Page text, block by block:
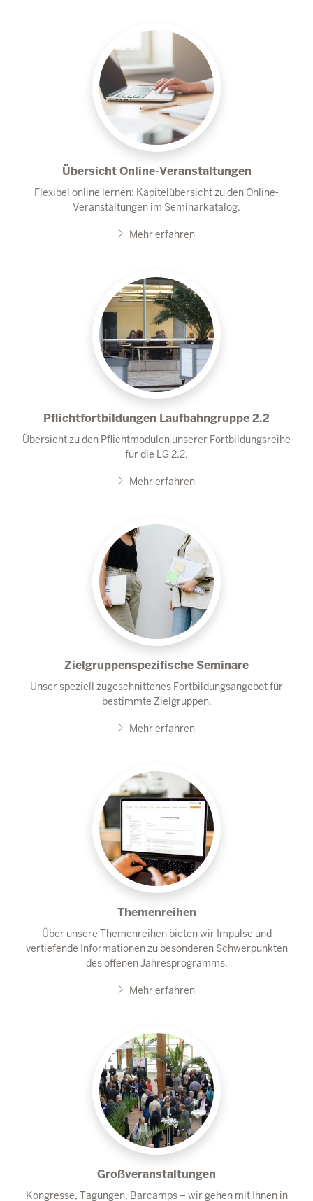
Übersicht Online-Veranstaltungen
Flexibel online lernen: Kapitelübersicht zu den Online-
Veranstaltungen im Seminarkatalog.
Mehr erfahren
Pflichtfortbildungen Laufbahngruppe 2.2
Übersicht zu den Pflichtmodulen unserer Fortbildungsreihe
für die LG 2.2.
Mehr erfahren
Zielgruppenspezifische Seminare
Unser speziell zugeschnittenes Fortbildungsangebot für
bestimmte Zielgruppen.
Mehr erfahren
Themenreihen
Über unsere Themenreihen bieten wir Impulse und
vertiefende Informationen zu besonderen Schwerpunkten
des offenen Jahresprogramms.
Mehr erfahren
Großveranstaltungen
Kongresse, Tagungen, Barcamps – wir gehen mit Ihnen in